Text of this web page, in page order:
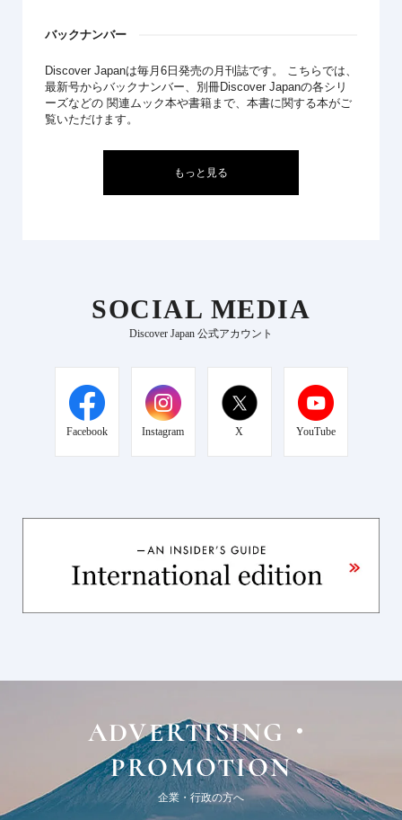
バックナンバー
Discover Japanは毎月6日発売の月刊誌です。 こちらでは、
最新号からバックナンバー、別冊Discover Japanの各シリ
ーズなどの 関連ムック本や書籍まで、本書に関する本がご
覧いただけます。
もっと見る
SOCIAL MEDIA
Discover Japan 公式アカウント
Facebook Instagram X YouTube
ADVERTISING・
PROMOTION
企業・行政の方へ